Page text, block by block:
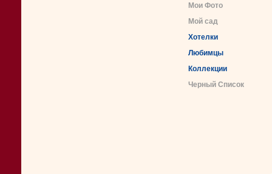
Мои Фото
Мой сад
Хотелки
Любимцы
Коллекции
Черный Список